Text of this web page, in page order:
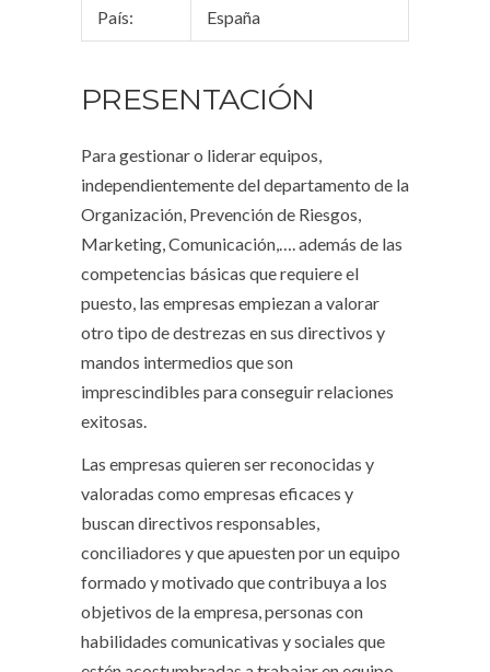
País: España
PRESENTACIÓN
Para gestionar o liderar equipos,
independientemente del departamento de la
Organización, Prevención de Riesgos,
Marketing, Comunicación,…. además de las
competencias básicas que requiere el
puesto, las empresas empiezan a valorar
otro tipo de destrezas en sus directivos y
mandos intermedios que son
imprescindibles para conseguir relaciones
exitosas.
Las empresas quieren ser reconocidas y
valoradas como empresas eficaces y
buscan directivos responsables,
conciliadores y que apuesten por un equipo
formado y motivado que contribuya a los
objetivos de la empresa, personas con
habilidades comunicativas y sociales que